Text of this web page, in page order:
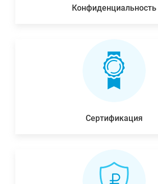
Конфиденциальность
Сертификация